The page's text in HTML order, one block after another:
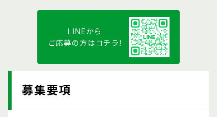
LINEから
ご応募の方はコチラ!
募集要項